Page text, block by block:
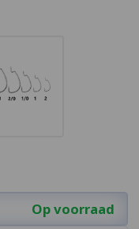
Op voorraad